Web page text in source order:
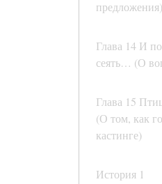
предложения)
Глава 14 И
сеять… (О
Глава 15
(О том, как
кастинге)
История 1